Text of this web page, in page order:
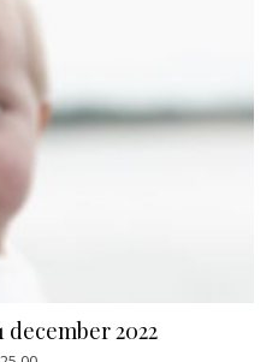
december 2022